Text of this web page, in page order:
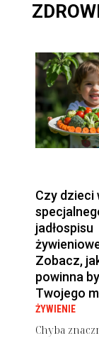
Czy dzieci
jadłospisu
Zobacz,
powinna
Twojego
ŻYWIENIE
Chyba